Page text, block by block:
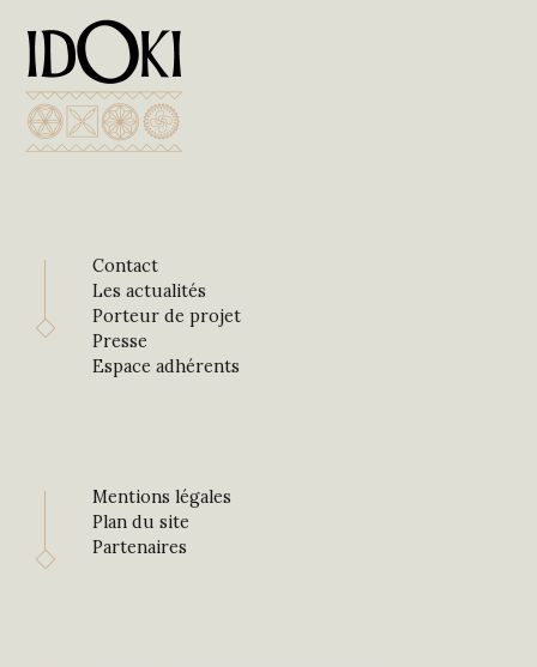
Contact
Les actualités
Porteur de projet
Presse
Espace adhérents
Mentions légales
Plan du site
Partenaires